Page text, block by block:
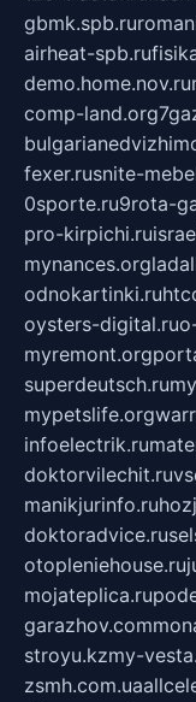
gbmk.spb.ru
airheat-spb.ru
demo.home.nov.ru
comp-land.org
fexer.rusnite-
0sporte.ru9rota-
pro-kirpichi.ru
mynances.org
odnokartinki.ru
oysters-digital.ru
myremont.org
superdeutsch.ru
mypetslife.org
infoelectrik.ru
doktorvilechit.ru
manikjurinfo.ru
doktoradvice.ru
otopleniehouse.ru
mojateplica.ru
garazhov.com
stroyu.kzmy-
zsmh.com.ua